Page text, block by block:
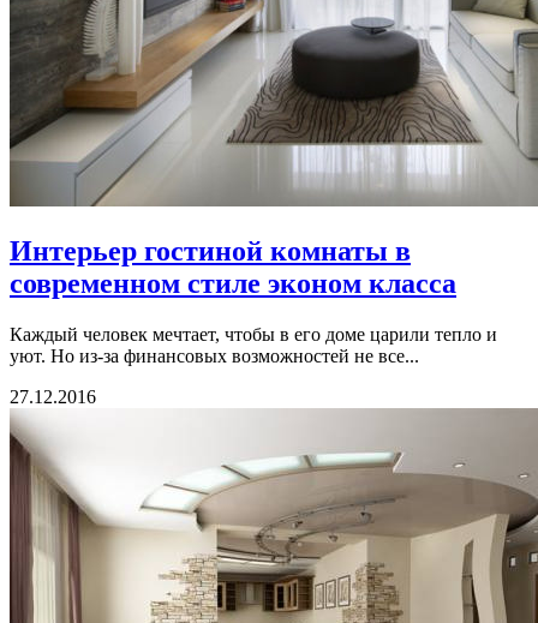
Интерьер гостиной комнаты в
современном стиле эконом класса
Каждый человек мечтает, чтобы в его доме царили тепло и
уют. Но из-за финансовых возможностей не все...
27.12.2016